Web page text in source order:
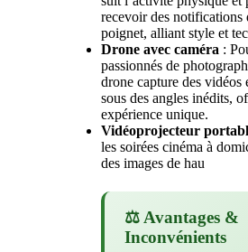
recevoir des notifications
poignet, alliant style et
Drone avec caméra :
passionnés de
drone capture des vidéos
sous des angles inédits,
expérience unique.
Vidéoprojecteur
les soirées cinéma à
des images de hau
⚖️ Avantages &
Inconvénients